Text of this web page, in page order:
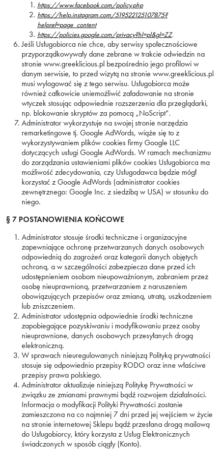
https://www.facebook.com/policy.php
https://help.instagram.com/519522125107875?
helpref=page_content
https://policies.google.com/privacy?hl=pl&gl=ZZ.
Jeśli Usługobiorca nie chce, aby serwisy społecznościowe
przyporządkowywały dane zebrane w trakcie odwiedzin na
stronie www.greeklicious.pl bezpośrednio jego profilowi w
danym serwisie, to przed wizytą na stronie www.greeklicious.pl
musi wylogować się z tego serwisu. Usługobiorca może
również całkowicie uniemożliwić załadowanie na stronie
wtyczek stosując odpowiednie rozszerzenia dla przeglądarki,
np. blokowanie skryptów za pomocą „NoScript“.
Administrator wykorzystuje na swojej stronie narzędzia
remarketingowe tj. Google AdWords, wiąże się to z
wykorzystywaniem plików cookies firmy Google LLC
dotyczących usługi Google AdWords. W ramach mechanizmu
do zarządzania ustawieniami plików cookies Usługobiorca ma
możliwość zdecydowania, czy Usługodawca będzie mógł
korzystać z Google AdWords (administrator cookies
zewnętrznego: Google Inc. z siedzibą w USA) w stosunku do
niego.
§ 7 POSTANOWIENIA KOŃCOWE
Administrator stosuje środki techniczne i organizacyjne
zapewniające ochronę przetwarzanych danych osobowych
odpowiednią do zagrożeń oraz kategorii danych objętych
ochroną, a w szczególności zabezpiecza dane przed ich
udostępnieniem osobom nieupoważnionym, zabraniem przez
osobę nieuprawnioną, przetwarzaniem z naruszeniem
obowiązujących przepisów oraz zmianą, utratą, uszkodzeniem
lub zniszczeniem.
Administrator udostępnia odpowiednie środki techniczne
zapobiegające pozyskiwaniu i modyfikowaniu przez osoby
nieuprawnione, danych osobowych przesyłanych drogą
elektroniczną.
W sprawach nieuregulowanych niniejszą Polityką prywatności
stosuje się odpowiednio przepisy RODO oraz inne właściwe
przepisy prawa polskiego.
Administrator aktualizuje niniejszą Politykę Prywatności w
związku ze zmianami prawnymi bądź rozwojem działalności.
Informacja o modyfikacji Polityki Prywatności zostanie
zamieszczona na co najmniej 7 dni przed jej wejściem w życie
na stronie internetowej Sklepu bądź przesłana drogą mailową
do Usługobiorcy, który korzysta z Usług Elektronicznych
świadczonych w sposób ciągły (Konto).